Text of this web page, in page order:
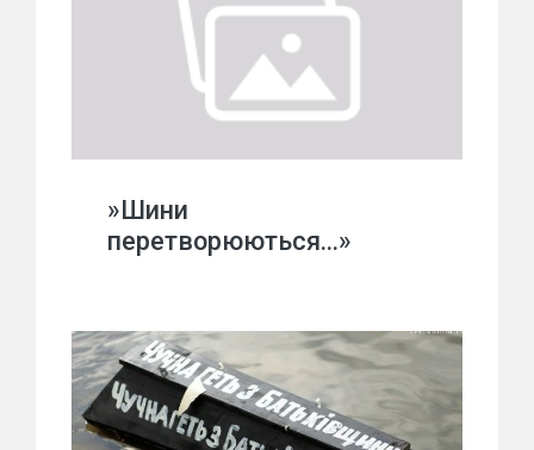
»Шини
перетворюються…»